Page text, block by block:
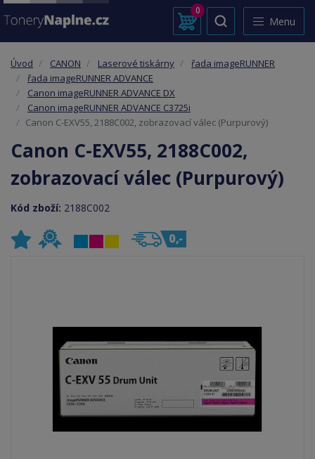
0
Menu
Úvod CANON Laserové tiskárny
řada imageRUNNER
řada imageRUNNER ADVANCE
Canon imageRUNNER ADVANCE DX
Canon imageRUNNER ADVANCE C3725i
Canon C-EXV55, 2188C002, zobrazovací válec (Purpurový)
Canon C-EXV55, 2188C002,
zobrazovací válec (Purpurový)
Kód zboží: 2188C002